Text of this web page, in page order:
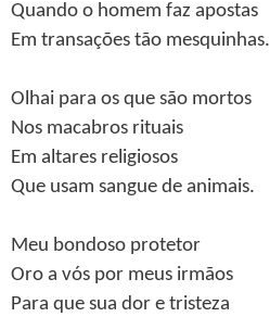
Quando o homem faz apostas
Em transações tão mesquinhas.
Olhai para os que são mortos
Nos macabros rituais
Em altares religiosos
Que usam sangue de animais.
Meu bondoso protetor
Oro a vós por meus irmãos
Para que sua dor e tristeza